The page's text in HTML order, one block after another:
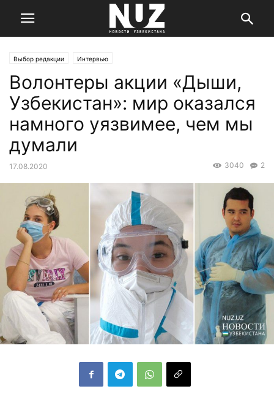
Выбор редакции Интервью
Волонтеры акции «Дыши,
Узбекистан»: мир оказался
намного уязвимее, чем мы
думали
17.08.2020 2
3040